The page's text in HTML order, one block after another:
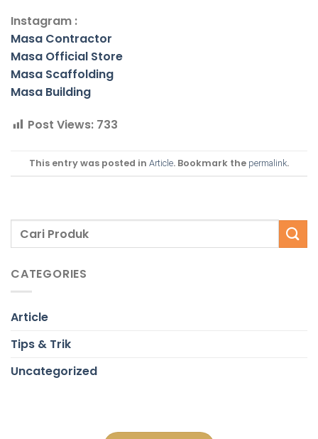
Instagram :
Masa Contractor
Masa Official Store
Masa Scaffolding
Masa Building
Post Views: 733
This entry was posted in Article. Bookmark the permalink.
CATEGORIES
Article
Tips & Trik
Uncategorized